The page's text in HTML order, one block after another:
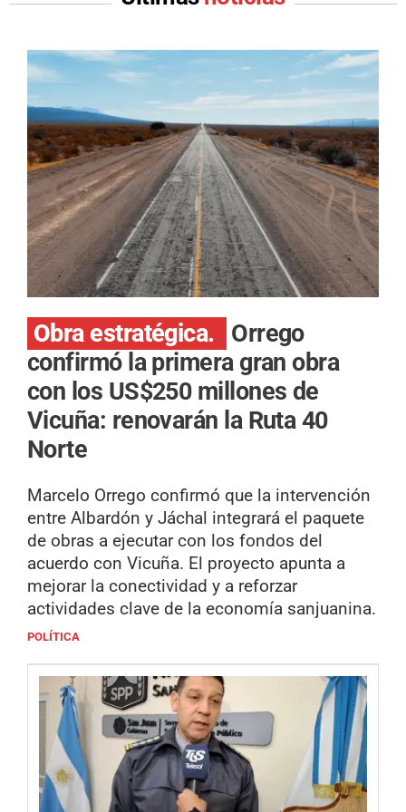
Obra estratégica.
Orrego
confirmó la primera gran obra
con los US$250 millones de
Vicuña: renovarán la Ruta 40
Norte
Marcelo Orrego confirmó que la intervención
entre Albardón y Jáchal integrará el paquete
de obras a ejecutar con los fondos del
acuerdo con Vicuña. El proyecto apunta a
mejorar la conectividad y a reforzar
actividades clave de la economía sanjuanina.
POLÍTICA